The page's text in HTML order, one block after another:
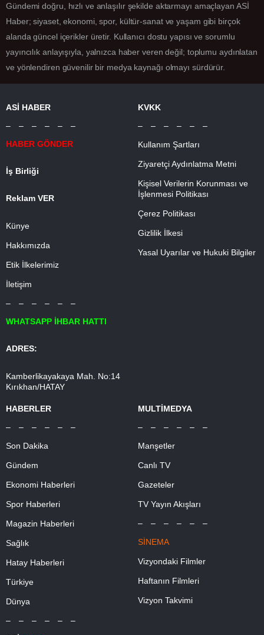
Gündemi doğru, hızlı ve anlaşılır şekilde aktarmayı amaçlayan ASİ
Haber; siyaset, ekonomi, spor, kültür-sanat ve yaşam gibi birçok
alanda güncel içerikler üretir. Kullanıcı dostu yapısı ve sorumlu
yayıncılık anlayışıyla, yalnızca haber veren değil; toplumu aydınlatan
ve yönlendiren güvenilir bir medya kaynağı olmayı sürdürür.
ASİ HABER
– – – – – –
HABER GÖNDER
İş Birliği
Reklam VER
Künye
Hakkımızda
Etik İlkelerimiz
İletişim
– – – – – –
WHATSAPP İHBAR HATTI
ADRES:
Kamberlikayakaya Mah. No:14
Kırıkhan/HATAY
KVKK
– – – – – –
Kullanım Şartları
Ziyaretçi Aydınlatma Metni
Kişisel Verilerin Korunması ve
İşlenmesi Politikası
Çerez Politikası
Gizlilik İlkesi
Yasal Uyarılar ve Hukuki Bilgiler
HABERLER
– – – – – –
Son Dakika
Gündem
Ekonomi Haberleri
Spor Haberleri
Magazin Haberleri
Sağlık
Hatay Haberleri
Türkiye
Dünya
– – – – – –
MULTİMEDYA
– – – – – –
Manşetler
Canlı TV
Gazeteler
TV Yayın Akışları
– – – – – –
SİNEMA
Vizyondaki Filmler
Haftanın Filmleri
Vizyon Takvimi